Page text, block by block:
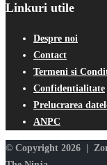
Linkuri utile
Despre noi
Contact
Termeni si
Confidentialitate
Prelucrarea
ANPC
© Copyright 2026 |